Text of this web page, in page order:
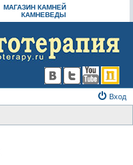
МАГАЗИН КАМНЕЙ
КАМНЕВЕДЫ
Вход